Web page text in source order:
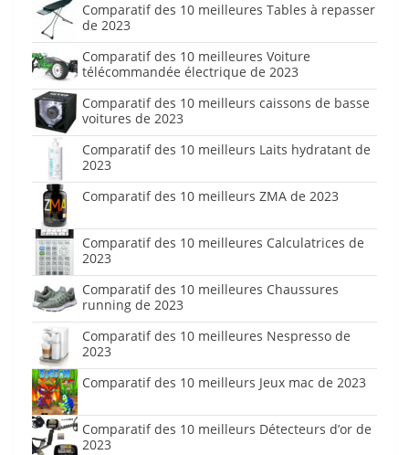
Comparatif des 10 meilleures Tables à repasser
de 2023
Comparatif des 10 meilleures Voiture
télécommandée électrique de 2023
Comparatif des 10 meilleurs caissons de basse
voitures de 2023
Comparatif des 10 meilleurs Laits hydratant de
2023
Comparatif des 10 meilleurs ZMA de 2023
Comparatif des 10 meilleures Calculatrices de
2023
Comparatif des 10 meilleures Chaussures
running de 2023
Comparatif des 10 meilleures Nespresso de
2023
Comparatif des 10 meilleurs Jeux mac de 2023
Comparatif des 10 meilleurs Détecteurs d’or de
2023